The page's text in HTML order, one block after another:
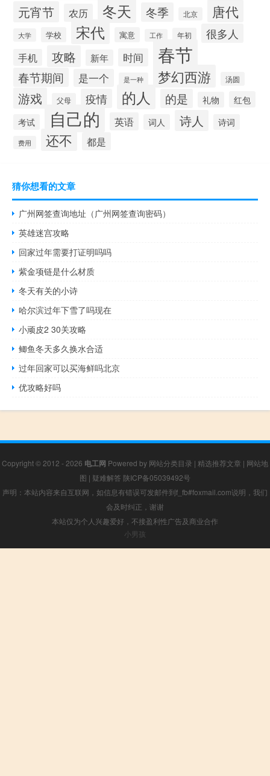
元宵节 农历 冬天 冬季 北京 唐代
大学 学校 宋代 寓意 工作 年初 很多人
手机 攻略 新年 时间 春节
春节期间 是一个 是一种 梦幻西游 汤圆
游戏 父母 疫情 的人 的是 礼物 红包
考试 自己的 英语 词人 诗人 诗词
费用 还不 都是
猜你想看的文章
广州网签查询地址（广州网签查询密码）
英雄迷宫攻略
回家过年需要打证明吗吗
紫金项链是什么材质
冬天有关的小诗
哈尔滨过年下雪了吗现在
小顽皮2 30关攻略
鲫鱼冬天多久换水合适
过年回家可以买海鲜吗北京
优攻略好吗
Copyright © 2012 - 2026 电工网 Powered by 网站分类目录 | 精选推荐文章 | 网站地
图 | 疑难解答 陕ICP备05039492号
声明：本站内容来自互联网，如信息有错误可发邮件到f_fb#foxmail.com说明，我们
会及时纠正，谢谢
本站仅为个人兴趣爱好，不接盈利性广告及商业合作
小男孩